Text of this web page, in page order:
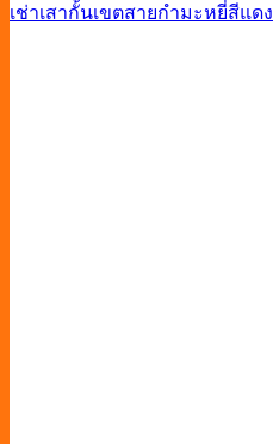
เช่าเสากั้นเขตสายกำมะหยี่สีแดง